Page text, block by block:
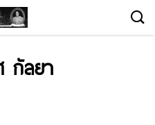
กัลยา